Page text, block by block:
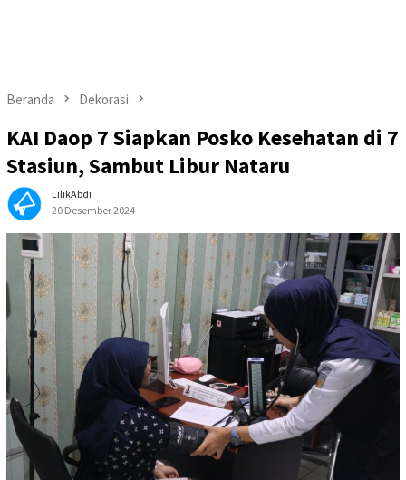
Beranda Dekorasi
KAI Daop 7 Siapkan Posko Kesehatan di 7
Stasiun, Sambut Libur Nataru
LilikAbdi
20 Desember 2024